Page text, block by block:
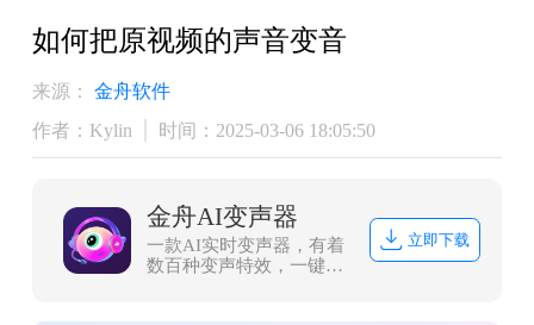
​如何把原视频的声音变音
来源：
金舟软件
作者：Kylin
时间：2025-03-06 18:05:50
金舟AI变声器
一款AI实时变声器，有着
数百种变声特效，一键美
立即下载